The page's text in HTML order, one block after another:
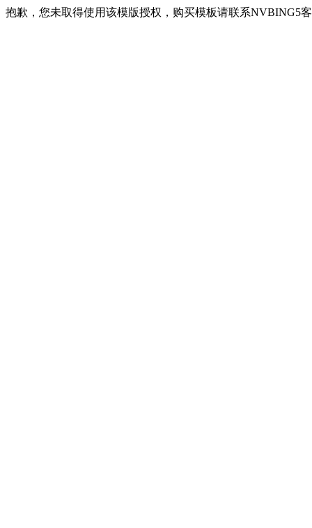
抱歉，您未取得使用该模版授权，购买模板请联系NVBING5客